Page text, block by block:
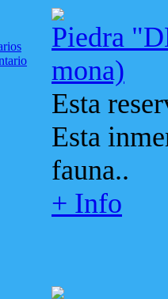
Piedra
mona)
Esta
Esta
fauna..
+ Info